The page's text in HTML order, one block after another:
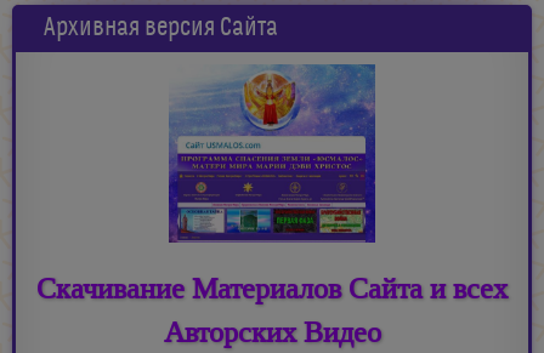
Архивная версия Сайта
Скачивание Материалов Сайта и всех
Авторских Видео